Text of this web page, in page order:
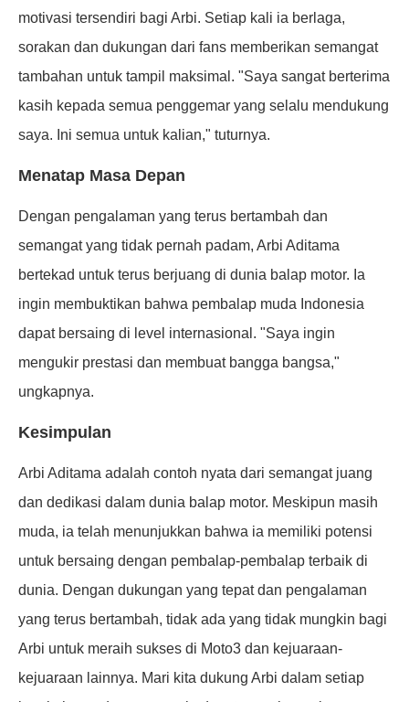
motivasi tersendiri bagi Arbi. Setiap kali ia berlaga,
sorakan dan dukungan dari fans memberikan semangat
tambahan untuk tampil maksimal. "Saya sangat berterima
kasih kepada semua penggemar yang selalu mendukung
saya. Ini semua untuk kalian," tuturnya.
Menatap Masa Depan
Dengan pengalaman yang terus bertambah dan
semangat yang tidak pernah padam, Arbi Aditama
bertekad untuk terus berjuang di dunia balap motor. Ia
ingin membuktikan bahwa pembalap muda Indonesia
dapat bersaing di level internasional. "Saya ingin
mengukir prestasi dan membuat bangga bangsa,"
ungkapnya.
Kesimpulan
Arbi Aditama adalah contoh nyata dari semangat juang
dan dedikasi dalam dunia balap motor. Meskipun masih
muda, ia telah menunjukkan bahwa ia memiliki potensi
untuk bersaing dengan pembalap-pembalap terbaik di
dunia. Dengan dukungan yang tepat dan pengalaman
yang terus bertambah, tidak ada yang tidak mungkin bagi
Arbi untuk meraih sukses di Moto3 dan kejuaraan-
kejuaraan lainnya. Mari kita dukung Arbi dalam setiap